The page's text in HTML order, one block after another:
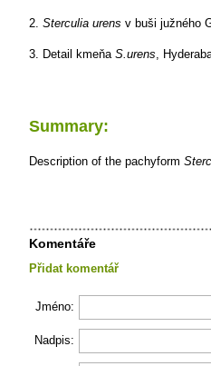
2. Sterculia urens v buši južného
3. Detail kmeňa S.urens,
Summary:
Description of the pachyform
Komentáře
Přidat komentář
Jméno:
Nadpis: